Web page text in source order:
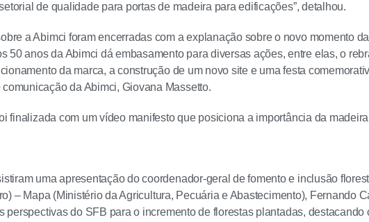
de qualidade para portas de madeira para edificações”, detalhou.
a Abimci foram encerradas com a explanação sobre o novo momento
50 anos da Abimci dá embasamento para diversas ações, entre elas, o
da marca, a construção de um novo site e uma festa
da Abimci, Giovana Massetto.
finalizada com um vídeo manifesto que posiciona a importância da
uma apresentação do coordenador-geral de fomento e inclusão
– Mapa (Ministério da Agricultura, Pecuária e Abastecimento), Fernando
perspectivas do SFB para o incremento de florestas plantadas, destacando